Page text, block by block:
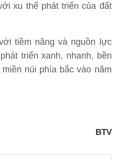
xu thế phát triển của đất
tiềm năng và nguồn lực
triển xanh, nhanh, bền
núi phía bắc vào năm
BTV